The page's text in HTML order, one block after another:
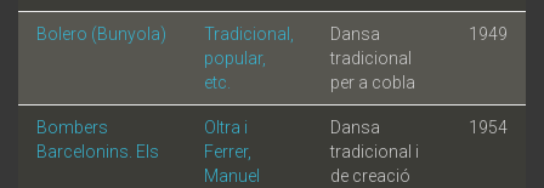
Bolero (Bunyola)
Tradicional,
popular,
etc.
Dansa
tradicional
per a cobla
1949
Bombers
Barcelonins. Els
Oltra i
Ferrer,
Manuel
Dansa
tradicional i
de creació
1954